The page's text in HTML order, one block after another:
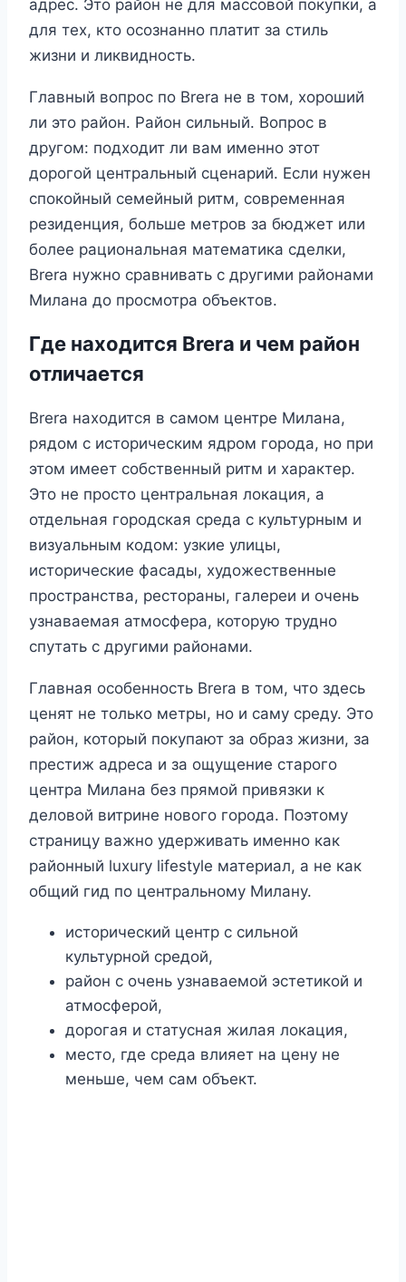
адрес. Это район не для массовой покупки, а
для тех, кто осознанно платит за стиль
жизни и ликвидность.
Главный вопрос по Brera не в том, хороший
ли это район. Район сильный. Вопрос в
другом: подходит ли вам именно этот
дорогой центральный сценарий. Если нужен
спокойный семейный ритм, современная
резиденция, больше метров за бюджет или
более рациональная математика сделки,
Brera нужно сравнивать с другими районами
Милана до просмотра объектов.
Где находится Brera и чем район
отличается
Brera находится в самом центре Милана,
рядом с историческим ядром города, но при
этом имеет собственный ритм и характер.
Это не просто центральная локация, а
отдельная городская среда с культурным и
визуальным кодом: узкие улицы,
исторические фасады, художественные
пространства, рестораны, галереи и очень
узнаваемая атмосфера, которую трудно
спутать с другими районами.
Главная особенность Brera в том, что здесь
ценят не только метры, но и саму среду. Это
район, который покупают за образ жизни, за
престиж адреса и за ощущение старого
центра Милана без прямой привязки к
деловой витрине нового города. Поэтому
страницу важно удерживать именно как
районный luxury lifestyle материал, а не как
общий гид по центральному Милану.
исторический центр с сильной
культурной средой,
район с очень узнаваемой эстетикой и
атмосферой,
дорогая и статусная жилая локация,
место, где среда влияет на цену не
меньше, чем сам объект.